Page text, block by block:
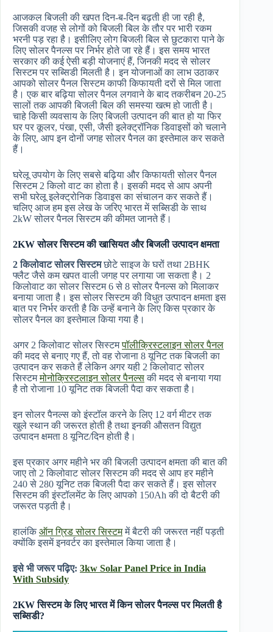
आजकल बिजली की खपत दिन-ब-दिन बढ़ती ही जा रही है,
जिसकी वजह से लोगों को बिजली बिल के तौर पर भारी रकम
भरनी पड़ रहा है। इसीलिए लोग बिजली बिल से छुटकारा पाने के
लिए सोलर पैनल्स पर निर्भर होते जा रहे हैं। इस समय भारत
सरकार की कई ऐसी बड़ी योजनाएं हैं, जिनकी मदद से सोलर
सिस्टम पर सब्सिडी मिलती है। इन योजनाओं का लाभ उठाकर
आपको सोलर पैनल सिस्टम काफी किफायती दरों से मिल जाता
है। एक बार बढ़िया सोलर पैनल लगवाने के बाद तकरीबन 20-25
सालों तक आपकी बिजली बिल की समस्या खत्म हो जाती है।
चाहे किसी व्यवसाय के लिए बिजली उत्पादन की बात हो या फिर
घर पर कूलर, पंखा, एसी, जैसी इलेक्ट्रॉनिक डिवाइसों को चलाने
के लिए, आप इन दोनों जगह सोलर पैनल का इस्तेमाल कर सकते
हैं।
घरेलू उपयोग के लिए सबसे बढ़िया और किफायती सोलर पैनल
सिस्टम 2 किलो वाट का होता है। इसकी मदद से आप अपनी
सभी घरेलू इलेक्ट्रोनिक डिवाइस का संचालन कर सकते हैं।
चलिए आज हम इस लेख के जरिए भारत में सब्सिडी के साथ
2kW सोलर पैनल सिस्टम की कीमत जानते हैं।
2KW सोलर सिस्टम की खासियत और बिजली उत्पादन क्षमता
2 किलोवाट सोलर सिस्टमछोटे साइज के घरों तथा 2BHK
फ्लैट जैसे कम खपत वाली जगह पर लगाया जा सकता है। 2
किलोवाट का सोलर सिस्टम 6 से 8 सोलर पैनल्स को मिलाकर
बनाया जाता है। इस सोलर सिस्टम की विधुत उत्पादन क्षमता इस
बात पर निर्भर करती है कि उन्हें बनाने के लिए किस प्रकार के
सोलर पैनल का इस्तेमाल किया गया है।
अगर 2 किलोवाट सोलर सिस्टमपॉलीक्रिस्टलाइन सोलर पैनल
की मदद से बनाए गए हैं, तो वह रोजाना 8 यूनिट तक बिजली का
उत्पादन कर सकते हैं लेकिन अगर यही 2 किलोवाट सोलर
सिस्टममोनोक्रिस्टलाइन सोलर पैनल्सकी मदद से बनाया गया
है तो रोजाना 10 यूनिट तक बिजली पैदा कर सकता है।
इन सोलर पैनल्स को इंस्टॉल करने के लिए 12 वर्ग मीटर तक
खुले स्थान की जरूरत होती है तथा इनकी औसतन विद्युत
उत्पादन क्षमता 8 यूनिट/दिन होती है।
इस प्रकार अगर महीने भर की बिजली उत्पादन क्षमता की बात की
जाए तो 2 किलोवाट सोलर सिस्टम की मदद से आप हर महीने
240 से 280 यूनिट तक बिजली पैदा कर सकते हैं। इस सोलर
सिस्टम की इंस्टॉलमेंट के लिए आपको 150Ah की दो बैटरी की
जरूरत पड़ती है।
हालंकि ऑन ग्रिड सोलर सिस्टममें बैटरी की जरूरत नहीं पड़ती
क्योंकि इसमें इनवर्टर का इस्तेमाल किया जाता है।
इसे भी जरूर पढ़िए: 3kw Solar Panel Price in India
With Subsidy
2KW सिस्टम के लिए भारत में किन सोलर पैनल्स पर मिलती है
सब्सिडी?